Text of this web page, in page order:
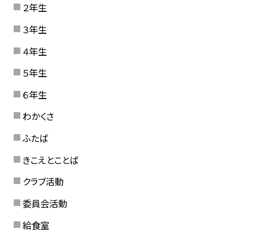
２年生
３年生
４年生
５年生
６年生
わかくさ
ふたば
きこえとことば
クラブ活動
委員会活動
給食室